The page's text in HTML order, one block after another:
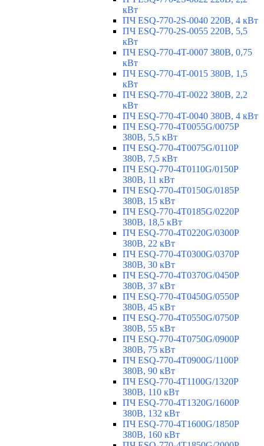
кВт
ПЧ ESQ-770-2S-0040 220В, 4 кВт
ПЧ ESQ-770-2S-0055 220В, 5,5
кВт
ПЧ ESQ-770-4T-0007 380В, 0,75
кВт
ПЧ ESQ-770-4T-0015 380В, 1,5
кВт
ПЧ ESQ-770-4T-0022 380В, 2,2
кВт
ПЧ ESQ-770-4T-0040 380В, 4 кВт
ПЧ ESQ-770-4T0055G/0075P
380В, 5,5 кВт
ПЧ ESQ-770-4T0075G/0110P
380В, 7,5 кВт
ПЧ ESQ-770-4T0110G/0150P
380В, 11 кВт
ПЧ ESQ-770-4T0150G/0185P
380В, 15 кВт
ПЧ ESQ-770-4T0185G/0220P
380В, 18,5 кВт
ПЧ ESQ-770-4T0220G/0300P
380В, 22 кВт
ПЧ ESQ-770-4T0300G/0370P
380В, 30 кВт
ПЧ ESQ-770-4T0370G/0450P
380В, 37 кВт
ПЧ ESQ-770-4T0450G/0550P
380В, 45 кВт
ПЧ ESQ-770-4T0550G/0750P
380В, 55 кВт
ПЧ ESQ-770-4T0750G/0900P
380В, 75 кВт
ПЧ ESQ-770-4T0900G/1100P
380В, 90 кВт
ПЧ ESQ-770-4T1100G/1320P
380В, 110 кВт
ПЧ ESQ-770-4T1320G/1600P
380В, 132 кВт
ПЧ ESQ-770-4T1600G/1850P
380В, 160 кВт